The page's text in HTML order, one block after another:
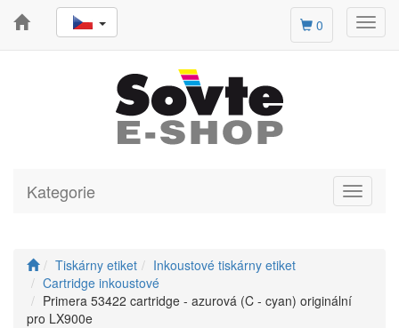
0
Toggle
Kategorie
Tiskárny etiket
Inkoustové tiskárny etiket
Cartridge inkoustové
Primera 53422 cartridge - azurová (C - cyan) originální
pro LX900e